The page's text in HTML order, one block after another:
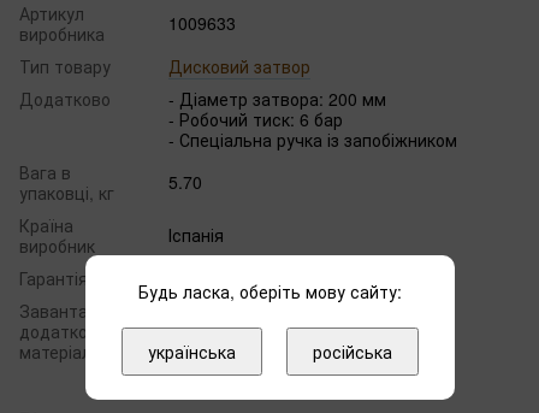
Артикул
виробника
1009633
Тип товару
Дисковий затвор
Додатково
- Діаметр затвора: 200 мм
- Робочий тиск: 6 бар
- Спеціальна ручка із запобіжником
Вага в
упаковці, кг
5.70
Країна
виробник
Іспанія
Гарантія
Завантажте
додаткові
матеріали
Сертифікат ITC
Autocad
Будь ласка, оберіть мову сайту:
українська російська